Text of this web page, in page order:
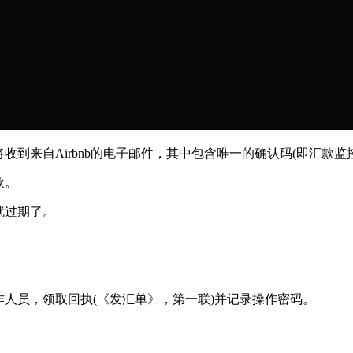
来自Airbnb的电子邮件，其中包含唯一的确认码(即汇款监
期了。
，领取回执(《发汇单》，第一联)并记录操作密码。